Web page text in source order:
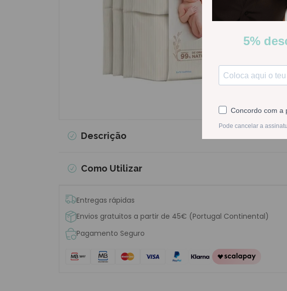
Descrição
Como Utilizar
Entregas rápidas
Envios gratuitos a partir de 45€ (Portugal Continental)
Pagamento Seguro